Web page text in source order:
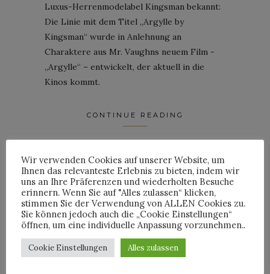
Luxus-Herrenmodelabel Kingsman bekannt:
Die Linie mit dem Titel „Argylle by
Kingsman“ wurde in Anlehnung an
Charaktere aus Mr. Vaughns neuem Film -
„Argylle“ – entwickelt, der aktuell in die
Kinos kommt.
CONTINUE READING
By HORST
NEWS
Wir verwenden Cookies auf unserer Website, um
Ihnen das relevanteste Erlebnis zu bieten, indem wir
uns an Ihre Präferenzen und wiederholten Besuche
erinnern. Wenn Sie auf "Alles zulassen“ klicken,
stimmen Sie der Verwendung von ALLEN Cookies zu.
Sie können jedoch auch die „Cookie Einstellungen“
öffnen, um eine individuelle Anpassung vorzunehmen..
Cookie Einstellungen Alles zulassen